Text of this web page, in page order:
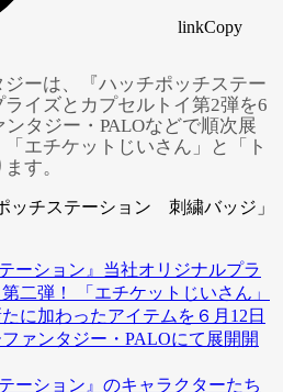
linkCopy
Powered by GliaStudios
ーは、『ハッチポッチステー
イズとカプセルトイ第2弾を6
タジー・PALOなどで順次展
エチケットじいさん」と「ト
す。
ーション』当社オリジナルプラ
二弾！ 「エチケットじいさん」
に加わったアイテムを６月12日
ファンタジー・PALOにて展開開
ーション』のキャラクターたち